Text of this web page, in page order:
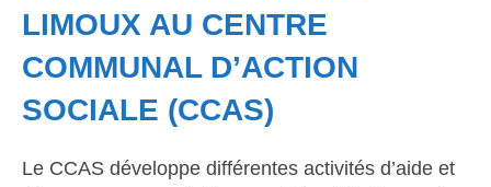
LIMOUX AU CENTRE
COMMUNAL D’ACTION
SOCIALE (CCAS)
Le CCAS développe différentes activités d’aide et